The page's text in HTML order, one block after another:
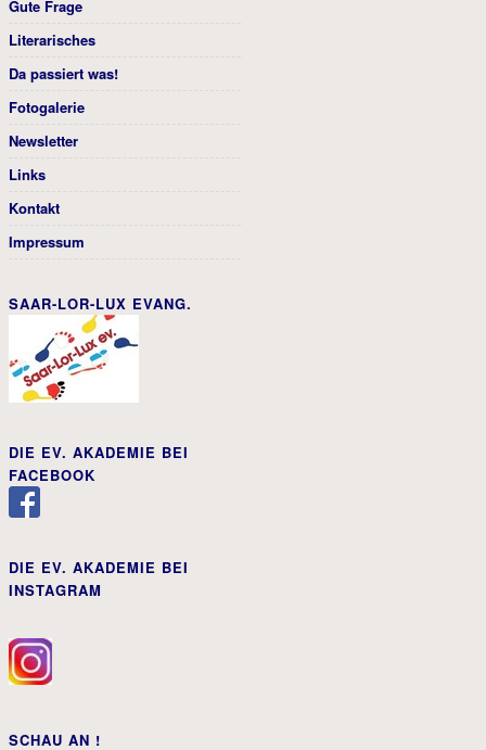
Gute Frage
Literarisches
Da passiert was!
Fotogalerie
Newsletter
Links
Kontakt
Impressum
SAAR-LOR-LUX EVANG.
DIE EV. AKADEMIE BEI
FACEBOOK
DIE EV. AKADEMIE BEI
INSTAGRAM
SCHAU AN !